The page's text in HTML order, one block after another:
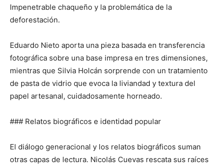
Impenetrable chaqueño y la problemática de la
deforestación.
Eduardo Nieto aporta una pieza basada en transferencia
fotográfica sobre una base impresa en tres dimensiones,
mientras que Silvia Holcán sorprende con un tratamiento
de pasta de vidrio que evoca la liviandad y textura del
papel artesanal, cuidadosamente horneado.
### Relatos biográficos e identidad popular
El diálogo generacional y los relatos biográficos suman
otras capas de lectura. Nicolás Cuevas rescata sus raíces